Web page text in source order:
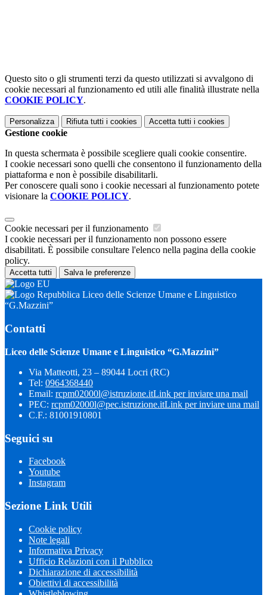
Questo sito o gli strumenti terzi da questo utilizzati si avvalgono di
cookie necessari al funzionamento ed utili alle finalità illustrate nella
COOKIE POLICY.
Personalizza Rifiuta tutti i cookies Accetta tutti i cookies
Gestione cookie
In questa schermata è possibile scegliere quali cookie consentire.
I cookie necessari sono quelli che consentono il funzionamento della
piattaforma e non è possibile disabilitarli.
Per conoscere quali sono i cookie necessari al funzionamento potete
visionare la COOKIE POLICY.
Cookie necessari per il funzionamento
I cookie necessari per il funzionamento non possono essere
disabilitati. È possibile consultare l'elenco nella pagina della cookie
policy.
Accetta tutti Salva le preferenze
Liceo delle Scienze Umane e Linguistico
“G.Mazzini”
Contatti
Liceo delle Scienze Umane e Linguistico “G.Mazzini”
Via Matteotti, 23 – 89044 Locri (RC)
Tel: 0964368440
Email: rcpm02000l@istruzione.itLink per inviare una mail
PEC: rcpm02000l@pec.istruzione.itLink per inviare una mail
C.F.: 81001910801
Seguici su
Facebook
Youtube
Instagram
Sezione Link Utili
Cookie policy
Note legali
Informativa Privacy
Ufficio Relazioni con il Pubblico
Dichiarazione di accessibilità
Obiettivi di accessibilità